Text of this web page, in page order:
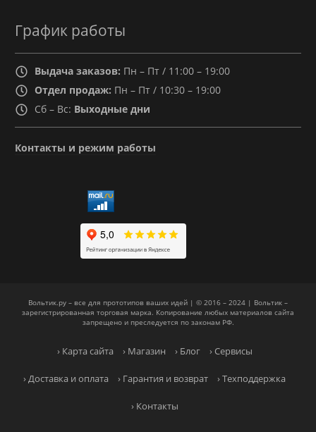
График работы
Выдача заказов: Пн – Пт / 11:00 – 19:00
Отдел продаж: Пн – Пт / 10:30 – 19:00
Сб – Вс: Выходные дни
Контакты и режим работы
Вольтик.ру – все для прототипов ваших идей | © 2016 – 2024 | Вольтик –
зарегистрированная торговая марка. Копирование любых материалов сайта
запрещено и преследуется по законам РФ.
› Карта сайта › Магазин › Блог › Сервисы
› Доставка и оплата › Гарантия и возврат › Техподдержка
› Контакты